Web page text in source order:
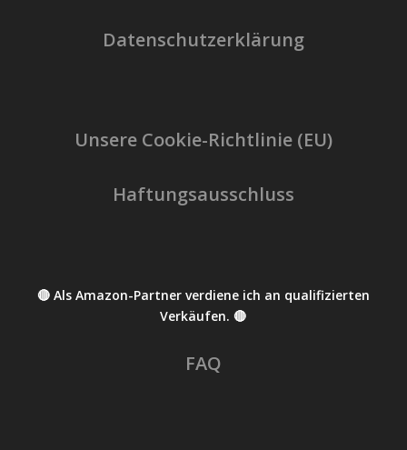
Datenschutzerklärung
Unsere Cookie-Richtlinie (EU)
Haftungsausschluss
🔴 Als Amazon-Partner verdiene ich an qualifizierten
Verkäufen. 🔴
FAQ